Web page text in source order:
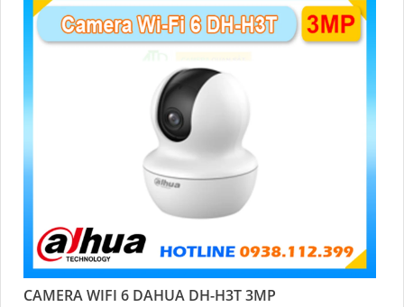
CAMERA WIFI 6 DAHUA DH-H3T 3MP